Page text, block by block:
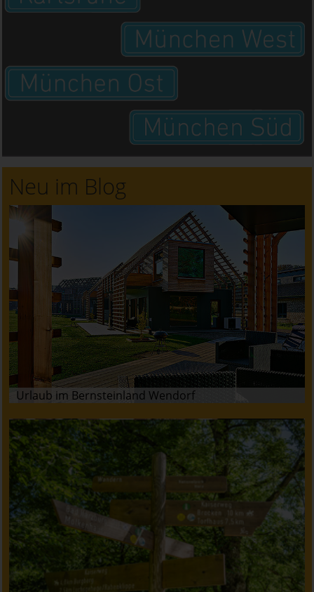
Neu im Blog
Urlaub im Bernsteinland Wendorf